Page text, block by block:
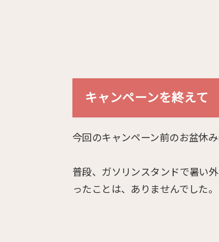
キャンペーンを終えて
今回のキャンペーン前のお盆休
普段、ガソリンスタンドで暑い
ったことは、ありませんでした。